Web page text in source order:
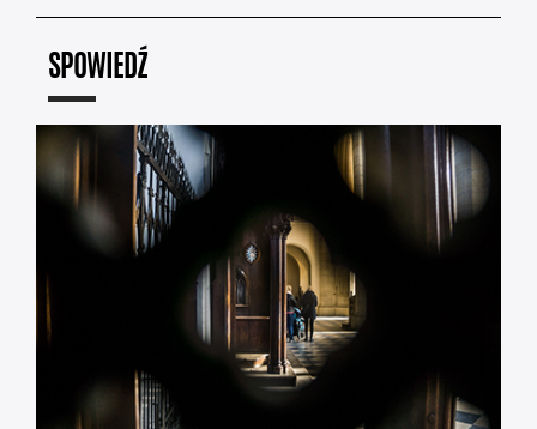
SPOWIEDŹ